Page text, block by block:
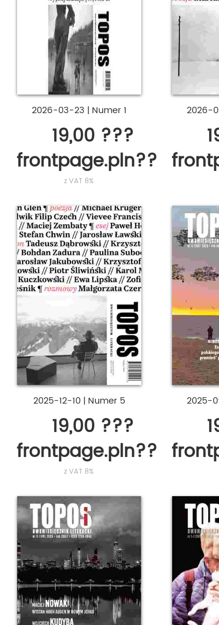
2026-03-23 | Numer 1
19,00 ???
frontpage.pln???
z VAT 8%
2026-
2025-12-10 | Numer 5
19,00 ???
frontpage.pln???
z VAT 8%
2025-